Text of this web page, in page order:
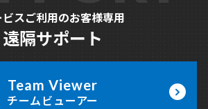
ビスご利用のお客様専用
遠隔サポート
Team Viewer
チームビューアー